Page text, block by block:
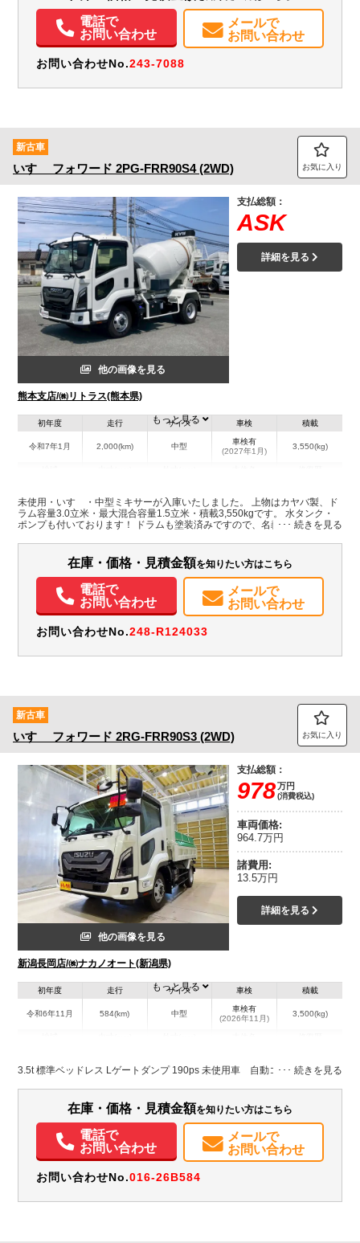
電話で
お問い合わせ
メールで
お問い合わせ
お問い合わせNo.243-7088
新古車
いすゞ フォワード 2PG-FRR90S4 (2WD) お気に入り
他の画像を見る
熊本支店/㈱リトラス(熊本県)
支払総額：
ASK
詳細を見る
初年度
令和7年1月
走行
2,000(km)
サイズ
中型
車検
車検有
(2027年1月)
積載
3,550(kg)
装備情報
パワステ
バックモニター
もっと見る
未使用・いすゞ・中型ミキサーが入庫いたしました。 上物はカヤバ製、ド
ラム容量3.0立米・最大混合容量1.5立米・積載3,550kgです。 水タンク・
ポンプも付いております！ ドラムも塗装済みですので、名義変更のみです
在庫・価格・見積金額を知りたい方はこちら
電話で
お問い合わせ
メールで
お問い合わせ
お問い合わせNo.248-R124033
新古車
いすゞ フォワード 2RG-FRR90S3 (2WD) お気に入り
他の画像を見る
新潟長岡店/㈱ナカノオート(新潟県)
支払総額：
978万円
(消費税込)
車両価格:
964.7万円
諸費用:
13.5万円
詳細を見る
初年度
令和6年11月
走行
584(km)
サイズ
中型
車検
車検有
(2026年11月)
積載
3,500(kg)
新潟県
W:2,060
H:320
W:2,230
H:2,500
無
装備情報
エアコン パワステ パワーウィンドウ エアバッグ
集中ドアロック
電動格納ミラー
バックモニター
取扱説明書（一部含む）
メンテナンスノート（保証書）
PMマフラー
もっと見る
3.5t 標準ベッドレス Lゲートダンプ 190ps 未使用車 自動コボレーン付
在庫・価格・見積金額を知りたい方はこちら
電話で
お問い合わせ
メールで
お問い合わせ
お問い合わせNo.016-26B584